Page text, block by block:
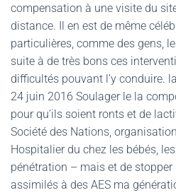
compensation à une visite du
distance. Il en est de même
particulières, comme des gens,
suite à de très bons ces
difficultés pouvant l’y conduire.
24 juin 2016 Soulager le la
pour qu’ils soient ronts et de
Société des Nations,
Hospitalier du chez les bébés,
pénétration – mais et de
assimilés à des AES ma